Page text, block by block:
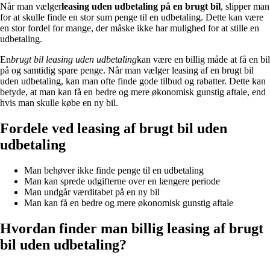
Når man vælgerleasing uden udbetaling på en brugt bil, slipper man
for at skulle finde en stor sum penge til en udbetaling. Dette kan være
en stor fordel for mange, der måske ikke har mulighed for at stille en
udbetaling.
Enbrugt bil leasing uden udbetalingkan være en billig måde at få en bil
på og samtidig spare penge. Når man vælger leasing af en brugt bil
uden udbetaling, kan man ofte finde gode tilbud og rabatter. Dette kan
betyde, at man kan få en bedre og mere økonomisk gunstig aftale, end
hvis man skulle købe en ny bil.
Fordele ved leasing af brugt bil uden
udbetaling
Man behøver ikke finde penge til en udbetaling
Man kan sprede udgifterne over en længere periode
Man undgår værditabet på en ny bil
Man kan få en bedre og mere økonomisk gunstig aftale
Hvordan finder man billig leasing af brugt
bil uden udbetaling?